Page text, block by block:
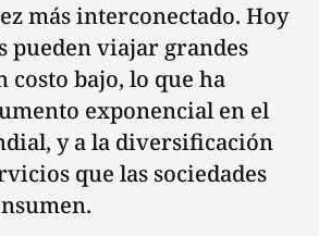
más interconectado. Hoy
pueden viajar grandes
costo bajo, lo que ha
exponencial en el
y a la diversificación
que las sociedades